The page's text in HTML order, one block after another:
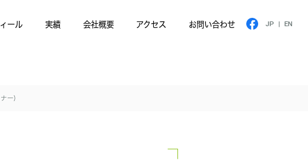
JP | EN
ール 実績 会社概要 アクセス お問い合わせ
ー)